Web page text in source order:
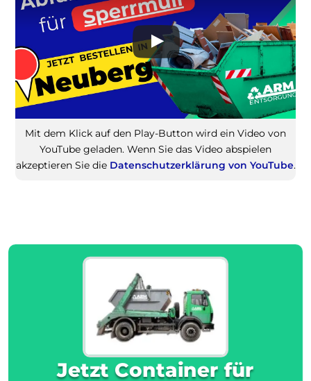
Mit dem Klick auf den Play-Button wird ein Video von
YouTube geladen. Wenn Sie das Video abspielen
akzeptieren Sie die Datenschutzerklärung von YouTube.
Jetzt Container für